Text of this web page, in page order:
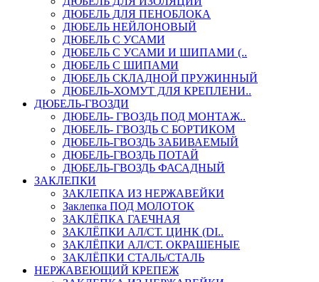
ДЮБЕЛЬ ДЛЯ ПЕНОБЛОКА
ДЮБЕЛЬ НЕЙЛОНОВЫЙ
ДЮБЕЛЬ С УСАМИ
ДЮБЕЛЬ С УСАМИ И ШИПАМИ (..
ДЮБЕЛЬ С ШИПАМИ
ДЮБЕЛЬ СКЛАДНОЙ ПРУЖИННЫЙ
ДЮБЕЛЬ-ХОМУТ ДЛЯ КРЕПЛЕНИ..
ДЮБЕЛЬ-ГВОЗДИ
ДЮБЕЛЬ- ГВОЗДЬ ПОД МОНТАЖ..
ДЮБЕЛЬ- ГВОЗДЬ С БОРТИКОМ
ДЮБЕЛЬ-ГВОЗДЬ ЗАБИВАЕМЫЙ
ДЮБЕЛЬ-ГВОЗДЬ ПОТАЙ
ДЮБЕЛЬ-ГВОЗДЬ ФАСАДНЫЙ
ЗАКЛЕПКИ
ЗАКЛЕПКА ИЗ НЕРЖАВЕЙКИ
Заклепка ПОД МОЛОТОК
ЗАКЛЁПКА ГАЕЧНАЯ
ЗАКЛЁПКИ АЛ/СТ. ЦИНК (DI..
ЗАКЛЁПКИ АЛ/СТ. ОКРАШЕНЫЕ
ЗАКЛЁПКИ СТАЛЬ/СТАЛЬ
НЕРЖАВЕЮЩИЙ КРЕПЕЖ